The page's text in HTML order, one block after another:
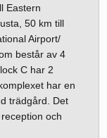
Eastern
50 km till
Airport/
består av 4
C har 2
har en
trädgård. Det
och